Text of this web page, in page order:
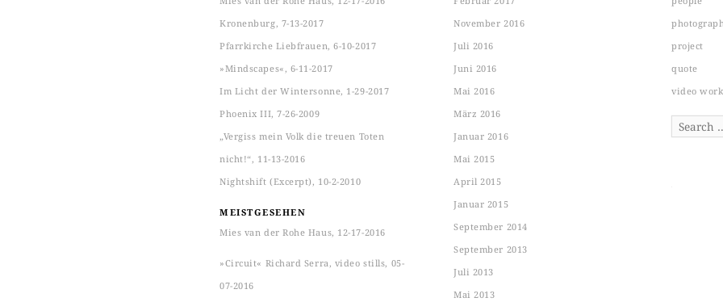
Kronenburg, 7-13-2017
Pfarrkirche Liebfrauen, 6-10-2017
»Mindscapes«, 6-11-2017
Im Licht der Wintersonne, 1-29-2017
Phoenix III, 7-26-2009
„Vergiss mein Volk die treuen Toten
nicht!“, 11-13-2016
Nightshift (Excerpt), 10-2-2010
MEISTGESEHEN
Mies van der Rohe Haus, 12-17-2016
»Circuit« Richard Serra, video stills, 05-
07-2016
November 2016
Juli 2016
Juni 2016
Mai 2016
März 2016
Januar 2016
Mai 2015
April 2015
Januar 2015
September 2014
September 2013
Juli 2013
Mai 2013
project
quote
video work
Search